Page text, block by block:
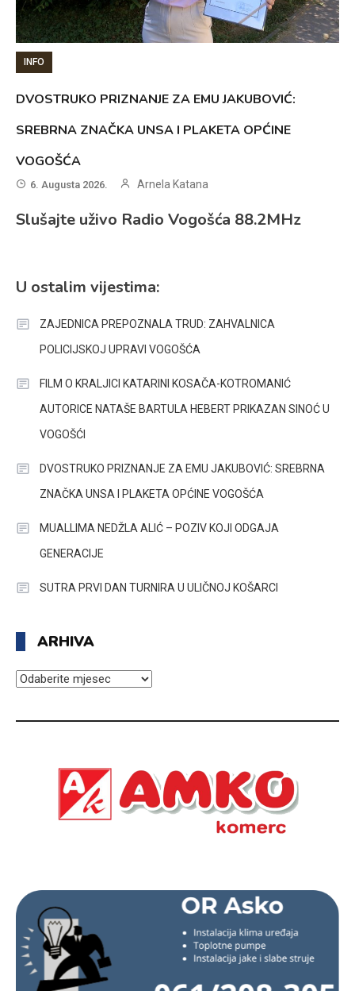
INFO
DVOSTRUKO PRIZNANJE ZA EMU JAKUBOVIĆ:
SREBRNA ZNAČKA UNSA I PLAKETA OPĆINE
VOGOŠĆA
6. Augusta 2026. Arnela Katana
Slušajte uživo Radio Vogošća 88.2MHz
U ostalim vijestima:
ZAJEDNICA PREPOZNALA TRUD: ZAHVALNICA
POLICIJSKOJ UPRAVI VOGOŠĆA
FILM O KRALJICI KATARINI KOSAČA-KOTROMANIĆ
AUTORICE NATAŠE BARTULA HEBERT PRIKAZAN SINOĆ U
VOGOŠĆI
DVOSTRUKO PRIZNANJE ZA EMU JAKUBOVIĆ: SREBRNA
ZNAČKA UNSA I PLAKETA OPĆINE VOGOŠĆA
MUALLIMA NEDŽLA ALIĆ – POZIV KOJI ODGAJA
GENERACIJE
SUTRA PRVI DAN TURNIRA U ULIČNOJ KOŠARCI
ARHIVA
ARHIVA